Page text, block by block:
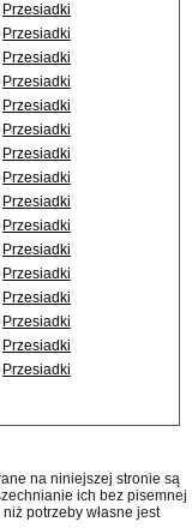
Przesiadki
Przesiadki
Przesiadki
Przesiadki
Przesiadki
Przesiadki
Przesiadki
Przesiadki
Przesiadki
Przesiadki
Przesiadki
Przesiadki
Przesiadki
Przesiadki
Przesiadki
Przesiadki
na niniejszej stronie są
ich bez pisemnej
potrzeby własne jest